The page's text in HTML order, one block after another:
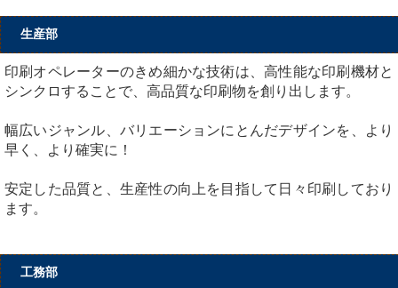
生産部
印刷オペレーターのきめ細かな技術は、高性能な印刷機材と
シンクロすることで、高品質な印刷物を創り出します。
幅広いジャンル、バリエーションにとんだデザインを、より
早く、より確実に！
安定した品質と、生産性の向上を目指して日々印刷しており
ます。
工務部